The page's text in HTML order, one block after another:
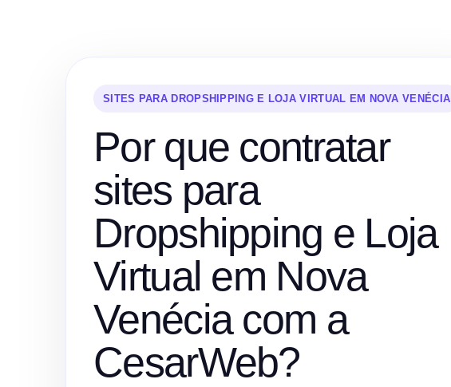
SITES PARA DROPSHIPPING E LOJA VIRTUAL EM NOVA VENÉCIA
Por que contratar
sites para
Dropshipping e Loja
Virtual em Nova
Venécia com a
CesarWeb?